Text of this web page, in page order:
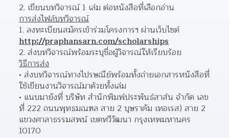
เขียนบทวิจารณ์ 1 เล่ม ต่อหนังสือที่เลือกอ่าน
การส่งไฟล์บทวิจารณ์
ลงทะเบียนสมัครเข้าร่วมโครงการฯ ผ่านเว็บไซต์
http://praphansarn.com/scholarships
ส่งบทวิจารณ์พร้อมระบุชื่อผู้วิจารณ์ให้เรียบร้อย
วิธีการส่ง
ส่งบทวิจารณ์ทางไปรษณีย์พร้อมทั้งถ่ายเอกสารหนังสือที่
ใช้เขียนงานวิจารณ์มาด้วยทั้งเล่ม
แนบมายังที่ บริษัท สำนักพิมพ์ประพันธ์สาส์น จำกัด เลข
ที่ 222 ถนนพุทธมณฑล สาย 2 บุษราคัม เทอเรส) สาย 2
แขวงศาลาธรรมสพน์ เขตทวีวัฒนา กรุงเทพมหานคร
10170